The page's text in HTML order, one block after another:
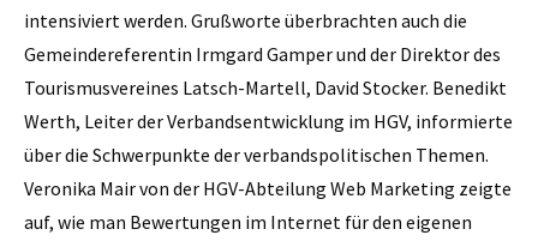
intensiviert werden. Grußworte überbrachten auch die
Gemeindereferentin Irmgard Gamper und der Direktor des
Tourismusvereines Latsch-Martell, David Stocker. Benedikt
Werth, Leiter der Verbandsentwicklung im HGV, informierte
über die Schwerpunkte der verbandspolitischen Themen.
Veronika Mair von der HGV-Abteilung Web Marketing zeigte
auf, wie man Bewertungen im Internet für den eigenen